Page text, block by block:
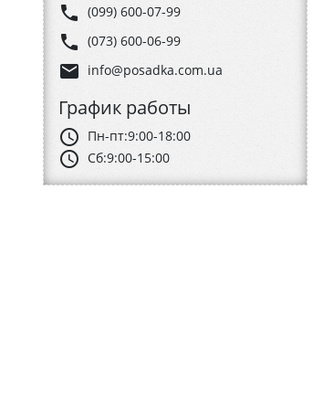
phone (099) 600-07-99
phone (073) 600-06-99
email info@posadka.com.ua
График работы
schedule Пн-пт:9:00-18:00
schedule Сб:9:00-15:00